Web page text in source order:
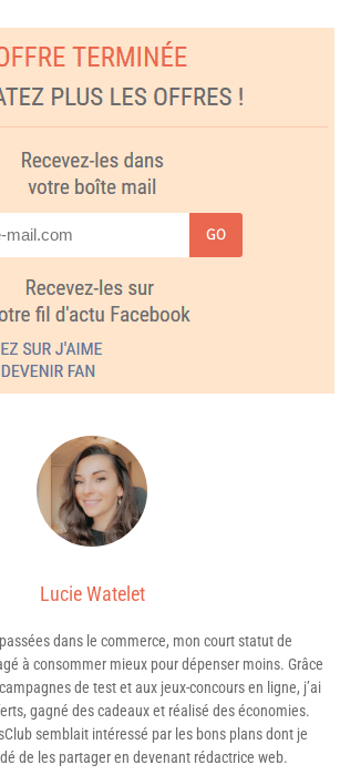
GO
Lucie Watelet
dans le commerce, mon court statut de
à consommer mieux pour dépenser moins. Grâce
de test et aux jeux-concours en ligne, j’ai
gagné des cadeaux et réalisé des économies.
semblait intéressé par les bons plans dont je
de les partager en devenant rédactrice web.